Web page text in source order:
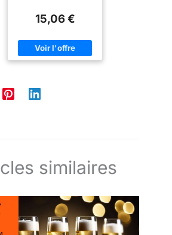
15,06 €
similaires